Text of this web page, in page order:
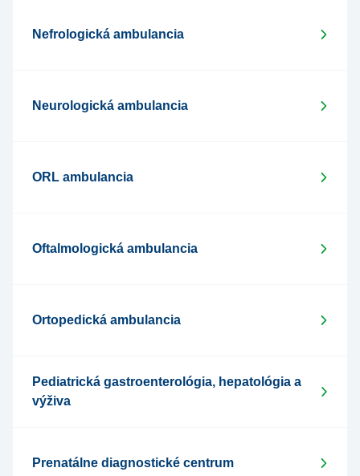
Nefrologická ambulancia
Neurologická ambulancia
ORL ambulancia
Oftalmologická ambulancia
Ortopedická ambulancia
Pediatrická gastroenterológia, hepatológia a
výživa
Prenatálne diagnostické centrum